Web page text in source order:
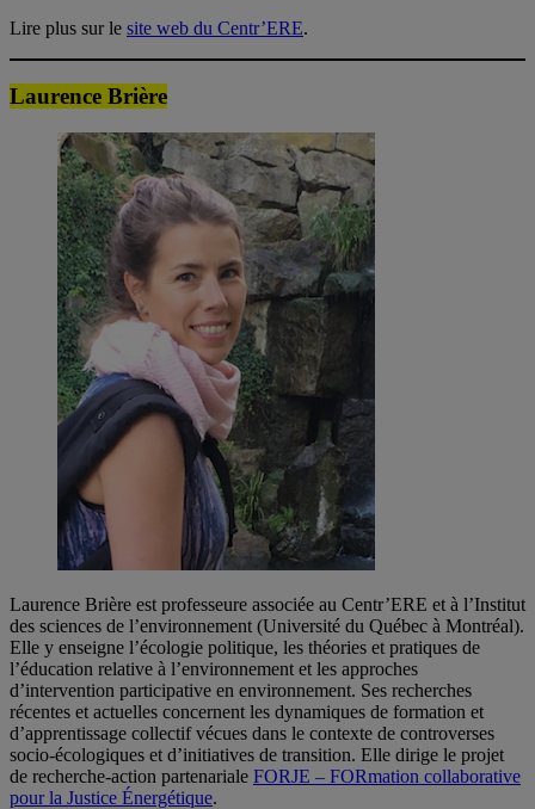
Lire plus sur le site web du Centr’ERE.
Laurence Brière
Laurence Brière est professeure associée au Centr’ERE et à l’Institut
des sciences de l’environnement (Université du Québec à Montréal).
Elle y enseigne l’écologie politique, les théories et pratiques de
l’éducation relative à l’environnement et les approches
d’intervention participative en environnement. Ses recherches
récentes et actuelles concernent les dynamiques de formation et
d’apprentissage collectif vécues dans le contexte de controverses
socio-écologiques et d’initiatives de transition. Elle dirige le projet
de recherche-action partenariale FORJE – FORmation collaborative
pour la Justice Énergétique.